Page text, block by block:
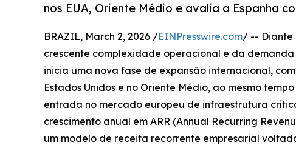
nos EUA, Oriente Médio e avalia a Espanha
BRAZIL, March 2, 2026 /EINPresswire.com/ -- Diante
crescente complexidade operacional e da
inicia uma nova fase de expansão internacional,
Estados Unidos e no Oriente Médio, ao mesmo
entrada no mercado europeu de infraestrutura
crescimento anual em ARR (Annual Recurring
um modelo de receita recorrente empresarial